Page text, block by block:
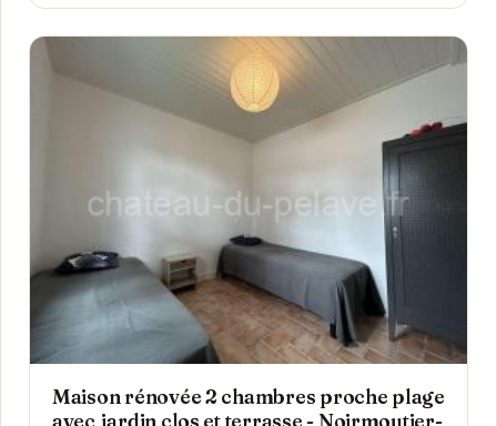
Maison rénovée 2 chambres proche plage
avec jardin clos et terrasse - Noirmoutier-